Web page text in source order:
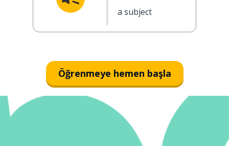
a subject
Öğrenmeye hemen başla